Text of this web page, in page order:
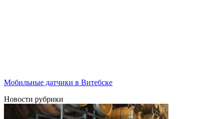
Мобильные датчики в Витебске
Новости рубрики